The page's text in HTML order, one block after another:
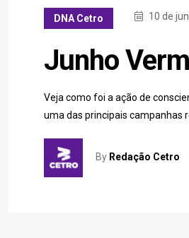
DNA Cetro 10 de
Junho
Veja como foi a ação de
uma das principais campanhas
By Redação Cetro